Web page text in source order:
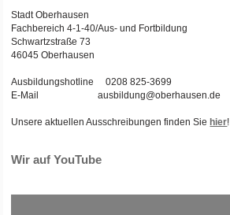
Stadt Oberhausen
Fachbereich 4-1-40/Aus- und Fortbildung
Schwartzstraße 73
46045 Oberhausen
Ausbildungshotline 0208 825-3699
E-Mail ausbildung@oberhausen.de
Unsere aktuellen Ausschreibungen finden Sie hier!
Wir auf YouTube